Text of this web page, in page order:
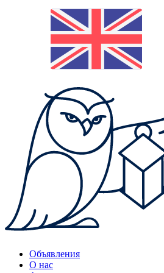
Объявления
О нас